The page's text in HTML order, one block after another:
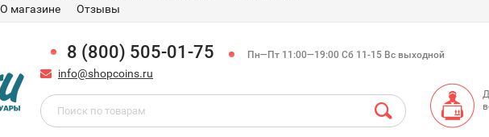
О магазине Отзывы
8 (800) 505-01-75 Пн—Пт 11:00—19:00 Сб 11-15 Вс выходной
info@shopcoins.ru